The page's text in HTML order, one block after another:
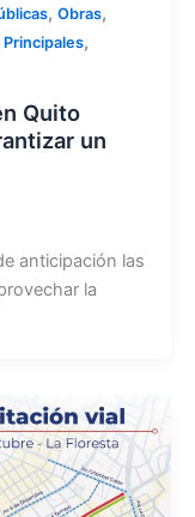
, Obras,
Principales,
Quito
un
anticipación las
la